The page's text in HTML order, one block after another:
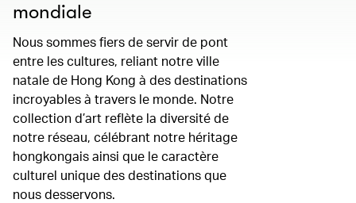
mondiale
Nous sommes fiers de servir de pont
entre les cultures, reliant notre ville
natale de Hong Kong à des destinations
incroyables à travers le monde. Notre
collection d’art reflète la diversité de
notre réseau, célébrant notre héritage
hongkongais ainsi que le caractère
culturel unique des destinations que
nous desservons.